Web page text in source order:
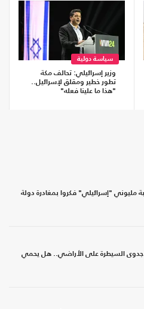
سياسة دولية
وزير إسرائيلي: تحالف مكة
تطور خطير ومقلق لإسرائيل..
"هذا ما علينا فعله"
مليوني "إسرائيلي" فكروا بمغادرة دولة
السيطرة على الأراضي.. هل يحمي